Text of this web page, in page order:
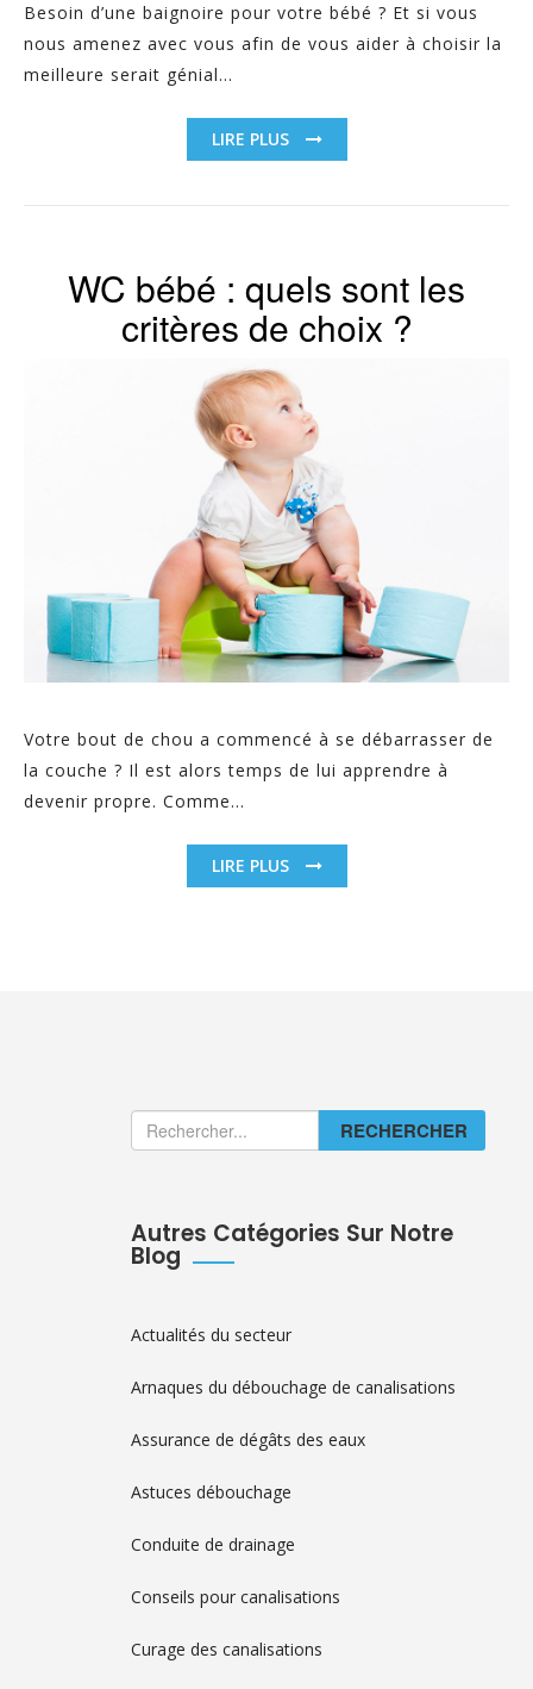
Besoin d’une baignoire pour votre bébé ? Et si vous
nous amenez avec vous afin de vous aider à choisir la
meilleure serait génial...
LIRE PLUS
WC bébé : quels sont les
critères de choix ?
Votre bout de chou a commencé à se débarrasser de
la couche ? Il est alors temps de lui apprendre à
devenir propre. Comme...
LIRE PLUS
RECHERCHER
Autres Catégories Sur Notre
Blog
Actualités du secteur
Arnaques du débouchage de canalisations
Assurance de dégâts des eaux
Astuces débouchage
Conduite de drainage
Conseils pour canalisations
Curage des canalisations